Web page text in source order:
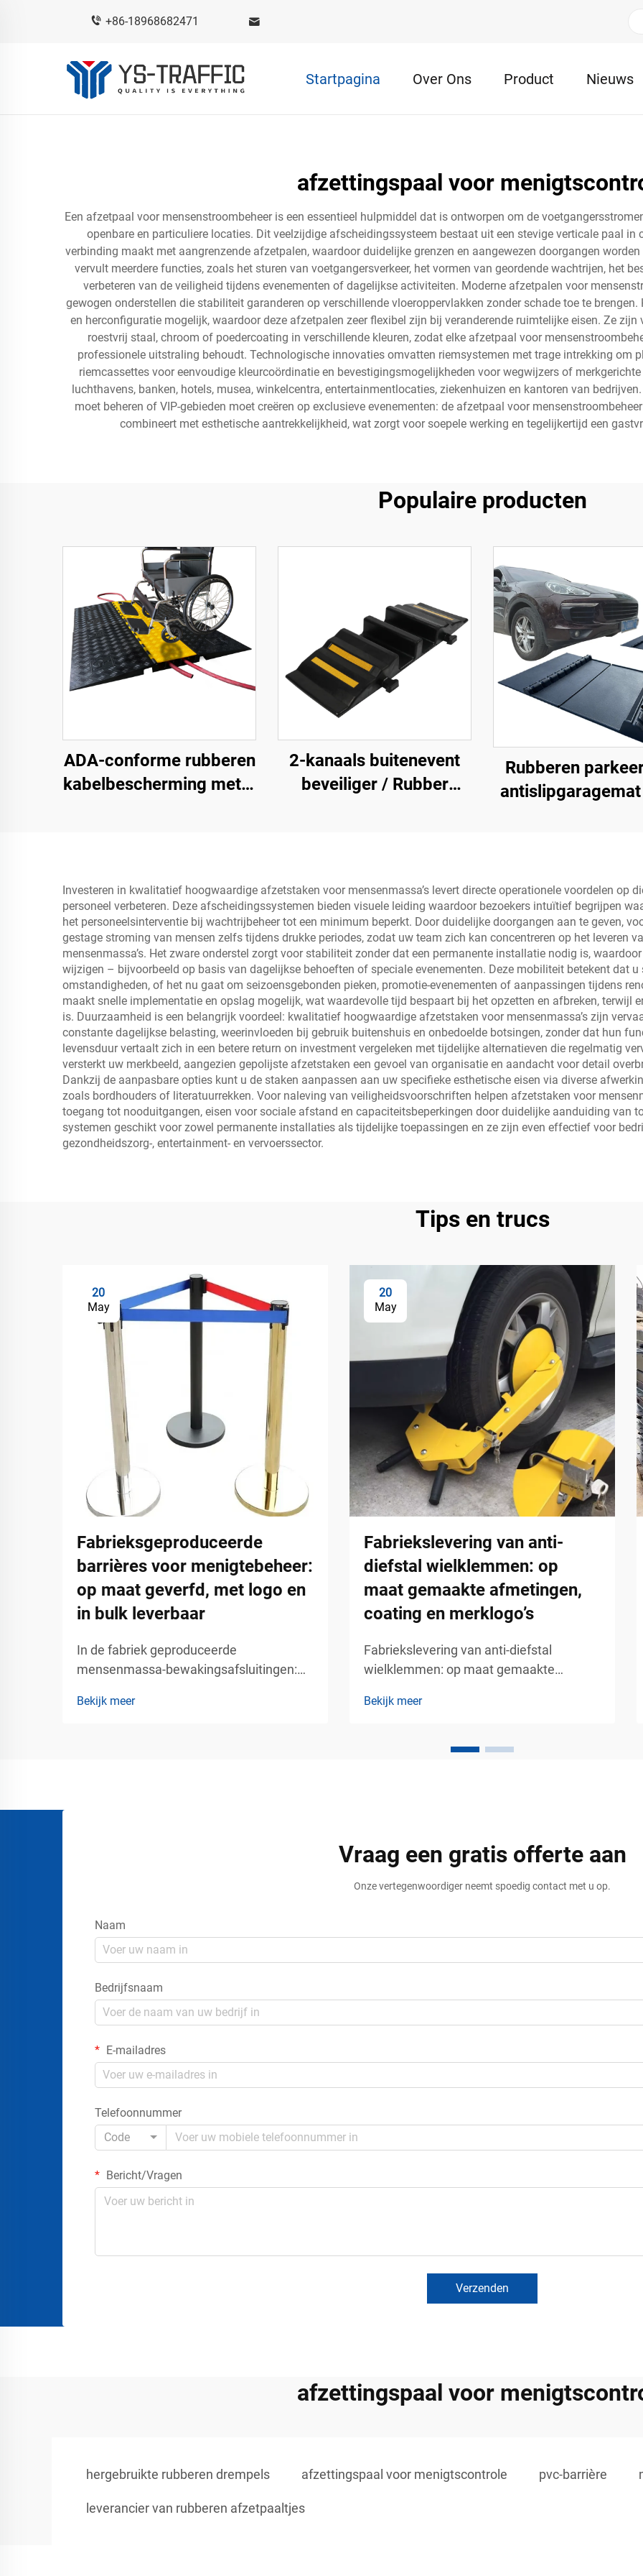
+86-18968682471
Startpagina Over Ons Product Nieuws
afzettingspaal voor
Een afzetpaal voor mensenstroombeheer is een essentieel hulpmiddel dat is ontworpen om de
openbare en particuliere locaties. Dit veelzijdige afscheidingssysteem bestaat uit een stevige verticale paal
verbinding maakt met aangrenzende afzetpalen, waardoor duidelijke grenzen en aangewezen doorgangen
vervult meerdere functies, zoals het sturen van voetgangersverkeer, het vormen van geordende wachtrijen, het
verbeteren van de veiligheid tijdens evenementen of dagelijkse activiteiten. Moderne afzetpalen voor
gewogen onderstellen die stabiliteit garanderen op verschillende vloeroppervlakken zonder schade toe te
en herconfiguratie mogelijk, waardoor deze afzetpalen zeer flexibel zijn bij veranderende ruimtelijke eisen. Ze
roestvrij staal, chroom of poedercoating in verschillende kleuren, zodat elke afzetpaal voor
professionele uitstraling behoudt. Technologische innovaties omvatten riemsystemen met trage intrekking om
riemcassettes voor eenvoudige kleurcoördinatie en bevestigingsmogelijkheden voor wegwijzers of
luchthavens, banken, hotels, musea, winkelcentra, entertainmentlocaties, ziekenhuizen en kantoren van
moet beheren of VIP-gebieden moet creëren op exclusieve evenementen: de afzetpaal voor
combineert met esthetische aantrekkelijkheid, wat zorgt voor soepele werking en tegelijkertijd een
Populaire producten
ADA-conforme rubberen
kabelbescherming met 5
evenementen
2-kanaals buitenevent
beveiliger / Rubber
Rubberen
Investeren in kwalitatief hoogwaardige afzetstaken voor mensenmassa’s levert directe operationele voordelen op
personeel verbeteren. Deze afscheidingssystemen bieden visuele leiding waardoor bezoekers intuïtief begrijpen
het personeelsinterventie bij wachtrijbeheer tot een minimum beperkt. Door duidelijke doorgangen aan te geven,
gestage stroming van mensen zelfs tijdens drukke periodes, zodat uw team zich kan concentreren op het leveren
mensenmassa’s. Het zware onderstel zorgt voor stabiliteit zonder dat een permanente installatie nodig is,
wijzigen – bijvoorbeeld op basis van dagelijkse behoeften of speciale evenementen. Deze mobiliteit betekent dat u
omstandigheden, of het nu gaat om seizoensgebonden pieken, promotie-evenementen of aanpassingen tijdens
maakt snelle implementatie en opslag mogelijk, wat waardevolle tijd bespaart bij het opzetten en afbreken, terwijl
is. Duurzaamheid is een belangrijk voordeel: kwalitatief hoogwaardige afzetstaken voor mensenmassa’s zijn
constante dagelijkse belasting, weerinvloeden bij gebruik buitenshuis en onbedoelde botsingen, zonder dat hun
levensduur vertaalt zich in een betere return on investment vergeleken met tijdelijke alternatieven die regelmatig
versterkt uw merkbeeld, aangezien gepolijste afzetstaken een gevoel van organisatie en aandacht voor detail
Dankzij de aanpasbare opties kunt u de staken aanpassen aan uw specifieke esthetische eisen via diverse
zoals bordhouders of literatuurrekken. Voor naleving van veiligheidsvoorschriften helpen afzetstaken voor
toegang tot nooduitgangen, eisen voor sociale afstand en capaciteitsbeperkingen door duidelijke aanduiding van
systemen geschikt voor zowel permanente installaties als tijdelijke toepassingen en ze zijn even effectief voor
gezondheidszorg-, entertainment- en vervoerssector.
Tips en trucs
20
May
Fabrieksgeproduceerde
barrières voor menigtebeheer:
op maat geverfd, met logo en
in bulk leverbaar
In de fabriek geproduceerde
mensenmassa-bewakingsafsluitingen:
groothandelslevering – professionele
Bekijk meer
20
May
Fabriekslevering van anti-
diefstal wielklemmen: op
maat gemaakte afmetingen,
coating en merklogo’s
Fabriekslevering van anti-diefstal
wielklemmen: op maat gemaakte
betrouwbare
commercieel parkeerbeheer.
Bekijk meer
Vraag een gratis offerte aan
Onze vertegenwoordiger neemt spoedig contact met u op.
Naam
Bedrijfsnaam
E-mailadres
Telefoonnummer
Code
Bericht/Vragen
Verzenden
afzettingspaal voor
hergebruikte rubberen drempels afzettingspaal voor menigtscontrole pvc-barrière
leverancier van rubberen afzetpaaltjes